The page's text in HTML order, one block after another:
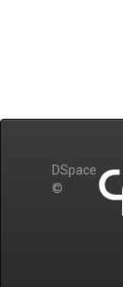
DSpace
©